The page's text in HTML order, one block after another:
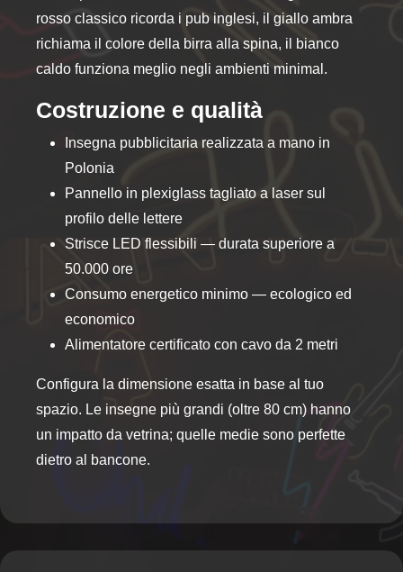
rosso classico ricorda i pub inglesi, il giallo ambra
richiama il colore della birra alla spina, il bianco
caldo funziona meglio negli ambienti minimal.
Costruzione e qualità
Insegna pubblicitaria realizzata a mano in
Polonia
Pannello in plexiglass tagliato a laser sul
profilo delle lettere
Strisce LED flessibili — durata superiore a
50.000 ore
Consumo energetico minimo — ecologico ed
economico
Alimentatore certificato con cavo da 2 metri
Configura la dimensione esatta in base al tuo
spazio. Le insegne più grandi (oltre 80 cm) hanno
un impatto da vetrina; quelle medie sono perfette
dietro al bancone.